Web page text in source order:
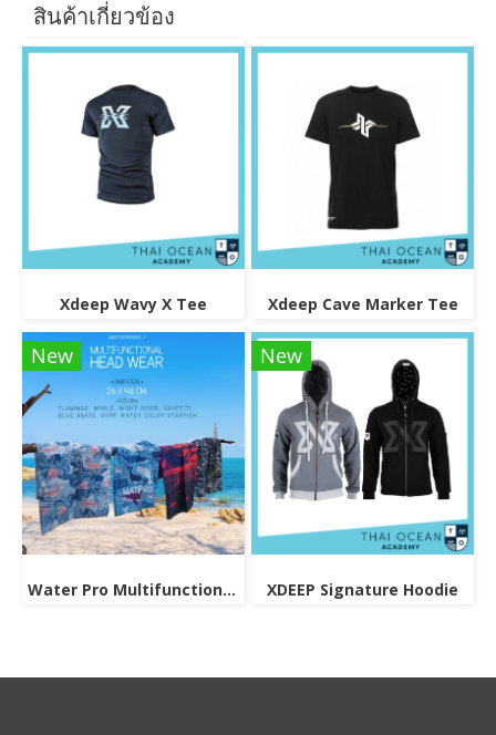
สินค้าเกี่ยวข้อง
Xdeep Wavy X Tee Xdeep Cave Marker Tee
New
Water Pro Multifunctional Head Wear
New
XDEEP Signature Hoodie